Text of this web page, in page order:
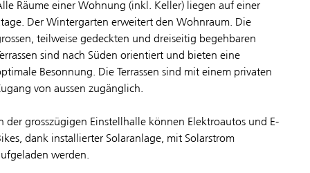
Räume einer Wohnung (inkl. Keller) liegen auf einer
Der Wintergarten erweitert den Wohnraum. Die
teilweise gedeckten und dreiseitig begehbaren
sind nach Süden orientiert und bieten eine
Besonnung. Die Terrassen sind mit einem privaten
von aussen zugänglich.
der grosszügigen Einstellhalle können Elektroautos und E-
dank installierter Solaranlage, mit Solarstrom
werden.